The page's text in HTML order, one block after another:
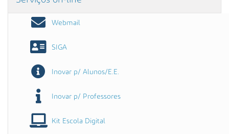
Webmail
SIGA
Inovar p/ Alunos/E.E.
Inovar p/ Professores
Kit Escola Digital